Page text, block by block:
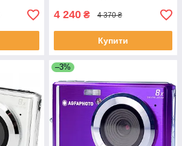
4 240 ₴ 4 370 ₴
Купити
–3%